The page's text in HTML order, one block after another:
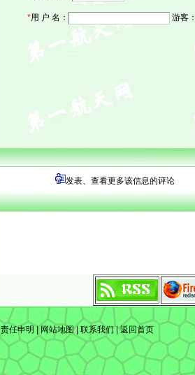
*用 户 名： 游客：
发表、查看更多该信息的评论
责任申明| 网站地图 联系我们|返回首页